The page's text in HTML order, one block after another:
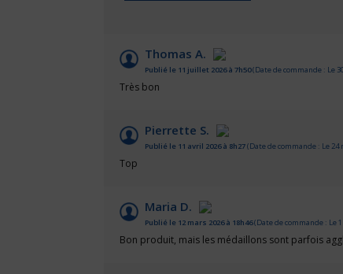
Thomas A.
Publié le 11 juillet 2026 à 7h50(Date de commande : Le
Très bon
Pierrette S.
Publié le 11 avril 2026 à 8h27(Date de commande : Le 24
Top
Maria D.
Publié le 12 mars 2026 à 18h46(Date de commande : Le
Bon produit, mais les médaillons sont parfois